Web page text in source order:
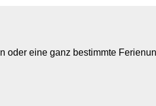
eine ganz bestimmte